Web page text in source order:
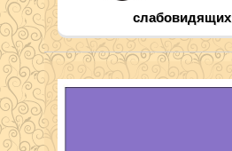
слабовидящих